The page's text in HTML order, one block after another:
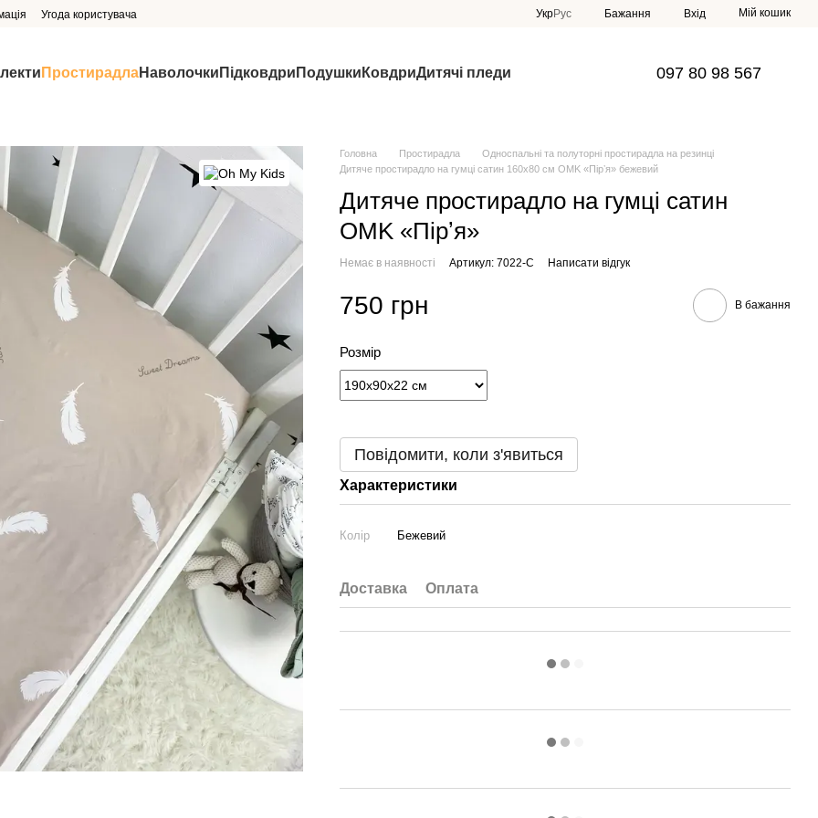
Угода користувача УкрРус Бажання Вхід Мій кошик
ПростирадлаНаволочки Підковдри Подушки КовдриДитячі пледи 097 80 98 567
Головна Простирадла
Односпальні та полуторні простирадла на резинці
Дитяче простирадло на гумці сатин 160х80 см OMK «Пірʼя» бежевий
Дитяче простирадло на гумці сатин
OMK «Пірʼя»
Немає в наявності Артикул: 7022-С Написати відгук
750 грн В бажання
Розмір
Повідомити, коли з'явиться
Характеристики
Колір Бежевий
Доставка Оплата